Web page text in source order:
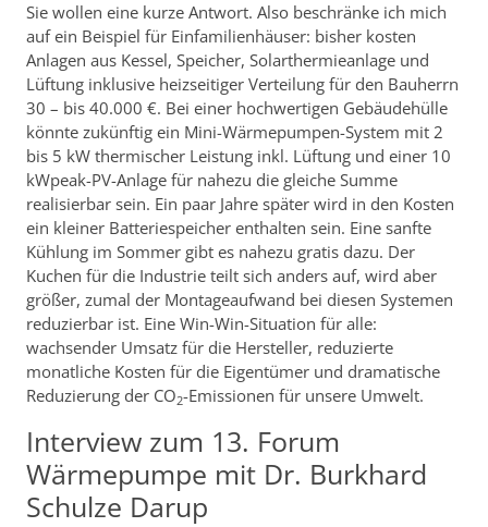
Sie wollen eine kurze Antwort. Also beschränke ich mich
auf ein Beispiel für Einfamilienhäuser: bisher kosten
Anlagen aus Kessel, Speicher, Solarthermieanlage und
Lüftung inklusive heizseitiger Verteilung für den Bauherrn
30 – bis 40.000 €. Bei einer hochwertigen Gebäudehülle
könnte zukünftig ein Mini-Wärmepumpen-System mit 2
bis 5 kW thermischer Leistung inkl. Lüftung und einer 10
kWpeak-PV-Anlage für nahezu die gleiche Summe
realisierbar sein. Ein paar Jahre später wird in den Kosten
ein kleiner Batteriespeicher enthalten sein. Eine sanfte
Kühlung im Sommer gibt es nahezu gratis dazu. Der
Kuchen für die Industrie teilt sich anders auf, wird aber
größer, zumal der Montageaufwand bei diesen Systemen
reduzierbar ist. Eine Win-Win-Situation für alle:
wachsender Umsatz für die Hersteller, reduzierte
monatliche Kosten für die Eigentümer und dramatische
Reduzierung der CO2-Emissionen für unsere Umwelt.
Interview zum 13. Forum
Wärmepumpe mit Dr. Burkhard
Schulze Darup